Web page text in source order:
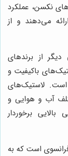
نکسن، عملکرد
می‌دهند و از
از برندهای
باکیفیت و
است. لاستیک‌های
آب و هوایی و
برخوردار
است که به